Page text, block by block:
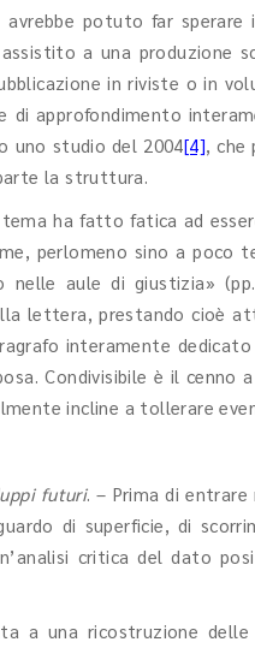
potuto far
a una produzione
in riviste o in
di approfondimento
uno studio del 2004[4] ,
la struttura.
ha fatto fatica ad
perlomeno sino a poco
aule di giustizia»
lettera, prestando cioè
interamente
Condivisibile è il
incline a tollerare
futuri. – Prima di
di superficie, di
critica del dato
a una ricostruzione